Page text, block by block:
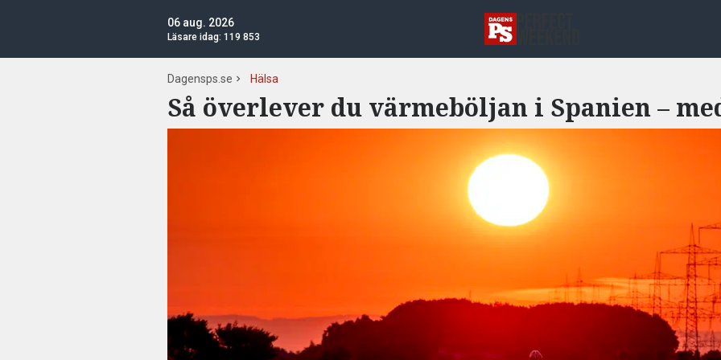
06 aug. 2026
Läsare idag: 119 853
Dagensps.se Hälsa
Så överlever du värmeböljan i Spanien –